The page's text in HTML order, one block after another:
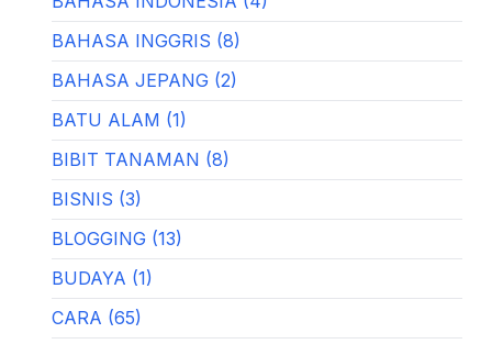
BAHASA INGGRIS (8)
BAHASA JEPANG (2)
BATU ALAM (1)
BIBIT TANAMAN (8)
BISNIS (3)
BLOGGING (13)
BUDAYA (1)
CARA (65)